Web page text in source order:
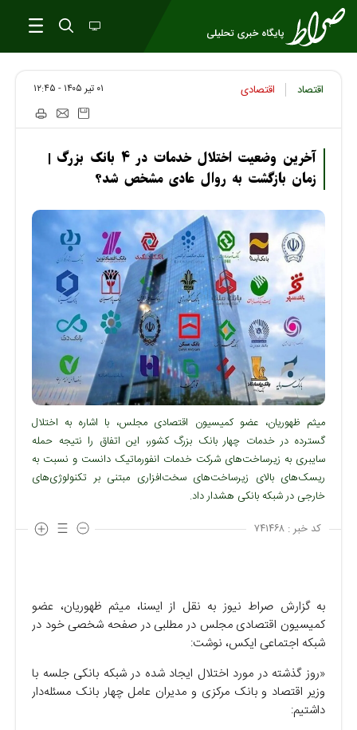
اقتصاد اقتصادی ۰۱ تير ۱۴۰۵ - ۱۲:۴۵
آخرین وضعیت اختلال خدمات در ۴ بانک بزرگ |
زمان بازگشت به روال عادی مشخص شد؟
میثم ظهوریان، عضو کمیسیون اقتصادی مجلس، با اشاره به اختلال
گسترده در خدمات چهار بانک بزرگ کشور، این اتفاق را نتیجه حمله
سایبری به زیرساخت‌های شرکت خدمات انفورماتیک دانست و نسبت به
ریسک‌های بالای زیرساخت‌های سخت‌افزاری مبتنی بر تکنولوژی‌های
خارجی در شبکه بانکی هشدار داد.
کد خبر : ۷۴۱۴۶۸
به گزارش صراط نیوز به نقل از ایسنا، میثم ظهوریان، عضو
کمیسیون اقتصادی مجلس در مطلبی در صفحه شخصی خود در
شبکه اجتماعی ایکس، نوشت:
«روز گذشته در مورد اختلال ایجاد شده در شبکه بانکی جلسه با
وزیر اقتصاد و بانک مرکزی و مدیران عامل چهار بانک مسئله‌دار
داشتیم: